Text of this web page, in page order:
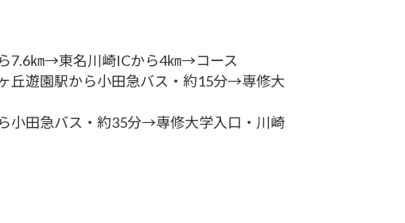
7.6㎞→東名川崎ICから4㎞→コース
丘遊園駅から小田急バス・約15分→専修大
小田急バス・約35分→専修大学入口・川崎